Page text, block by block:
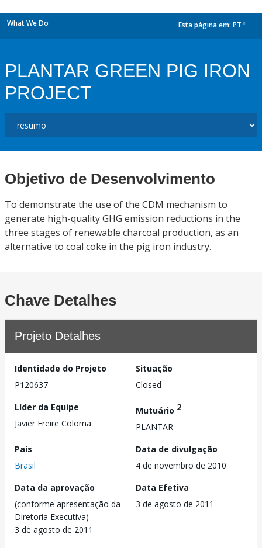
What We Do Esta página em: PT
PLANTAR GREEN PIG IRON
PROJECT
Objetivo de Desenvolvimento
To demonstrate the use of the CDM mechanism to
generate high-quality GHG emission reductions in the
three stages of renewable charcoal production, as an
alternative to coal coke in the pig iron industry.
Chave Detalhes
Projeto Detalhes
Identidade do Projeto
P120637
Situação
Closed
Líder da Equipe
Javier Freire Coloma
Mutuário 2
PLANTAR
País
Brasil
Data de divulgação
4 de novembro de 2010
Data da aprovação
(conforme apresentação da
Diretoria Executiva)
3 de agosto de 2011
Data Efetiva
3 de agosto de 2011